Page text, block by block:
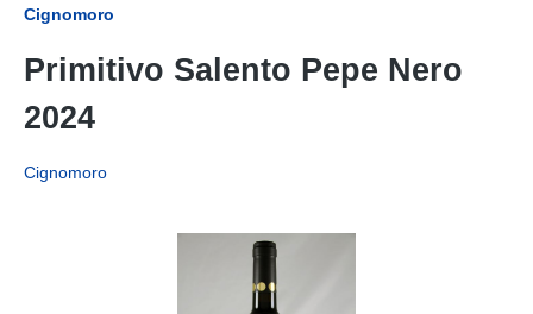
Cignomoro
Primitivo Salento Pepe Nero
2024
Cignomoro